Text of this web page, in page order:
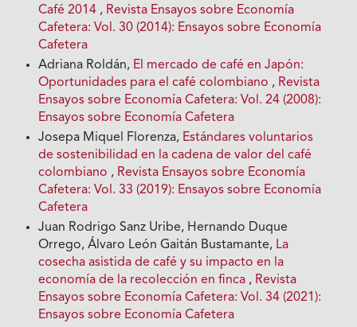
Café 2014 , Revista Ensayos sobre Economía
Cafetera: Vol. 30 (2014): Ensayos sobre Economía
Cafetera
Adriana Roldán, El mercado de café en Japón:
Oportunidades para el café colombiano , Revista
Ensayos sobre Economía Cafetera: Vol. 24 (2008):
Ensayos sobre Economía Cafetera
Josepa Miquel Florenza, Estándares voluntarios
de sostenibilidad en la cadena de valor del café
colombiano , Revista Ensayos sobre Economía
Cafetera: Vol. 33 (2019): Ensayos sobre Economía
Cafetera
Juan Rodrigo Sanz Uribe, Hernando Duque
Orrego, Álvaro León Gaitán Bustamante, La
cosecha asistida de café y su impacto en la
economía de la recolección en finca , Revista
Ensayos sobre Economía Cafetera: Vol. 34 (2021):
Ensayos sobre Economía Cafetera